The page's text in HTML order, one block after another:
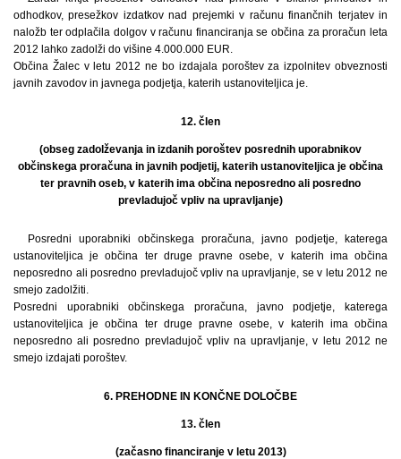
odhodkov, presežkov izdatkov nad prejemki v računu finančnih terjatev in
naložb ter odplačila dolgov v računu financiranja se občina za proračun leta
2012 lahko zadolži do višine 4.000.000 EUR.
Občina Žalec v letu 2012 ne bo izdajala poroštev za izpolnitev obveznosti
javnih zavodov in javnega podjetja, katerih ustanoviteljica je.
12. člen
(obseg zadolževanja in izdanih poroštev posrednih uporabnikov
občinskega proračuna in javnih podjetij, katerih ustanoviteljica je občina
ter pravnih oseb, v katerih ima občina neposredno ali posredno
prevladujoč vpliv na upravljanje)
Posredni uporabniki občinskega proračuna, javno podjetje, katerega
ustanoviteljica je občina ter druge pravne osebe, v katerih ima občina
neposredno ali posredno prevladujoč vpliv na upravljanje, se v letu 2012 ne
smejo zadolžiti.
Posredni uporabniki občinskega proračuna, javno podjetje, katerega
ustanoviteljica je občina ter druge pravne osebe, v katerih ima občina
neposredno ali posredno prevladujoč vpliv na upravljanje, v letu 2012 ne
smejo izdajati poroštev.
6. PREHODNE IN KONČNE DOLOČBE
13. člen
(začasno financiranje v letu 2013)